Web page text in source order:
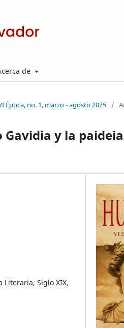
de
Época, no. 1, marzo - agosto 2025 /
y la
Literaria, Siglo XIX,